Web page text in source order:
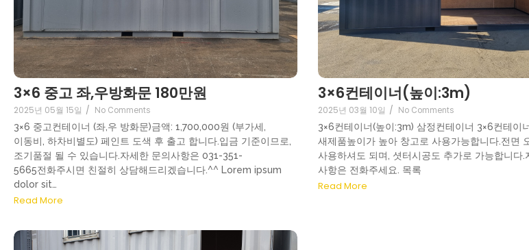
3×6 중고 좌,우방화문 180만원
2025년 05월 15일 / No Comments
3×6 중고컨테이너 (좌,우 방화문)금액: 1,700,000원 (부가세,
이동비, 하차비별도) 페인트 도색 후 출고 합니다.입금 기준이므로,
조기품절 될 수 있습니다.자세한 문의사항은 031-351-
5665전화주시면 친절히 상담해드리겠습니다.^^ Lorem ipsum
dolor sit…
Read More
3×6컨테이너(높이:3m)
2025년 03월 10일 / No Comments
3×6컨테이너(높이:3m) 삼정컨테이너 3×6컨테이
새제품높이가 높아 창고로 사용가능합니다.전면
사용하셔도 되며, 셧터시공도 추가로 가능합니다.
사항은 전화주세요. 목록
Read More